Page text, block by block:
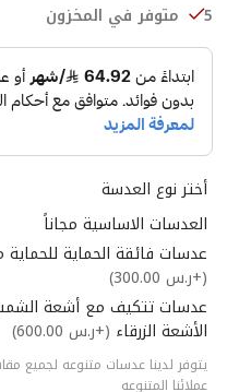
5 متوفر في المخزون
أختر نوع العدسة
العدسات الاساسية مجاناً
عدسات فائقة الحماية للحماية
(+ر.س 300.00)
عدسات تتكيف مع أشعة
الأشعة الزرقاء (+ر.س 600.00)
يتوفر لدينا عدسات متنوعه لجميع
عملائنا المتنوعه